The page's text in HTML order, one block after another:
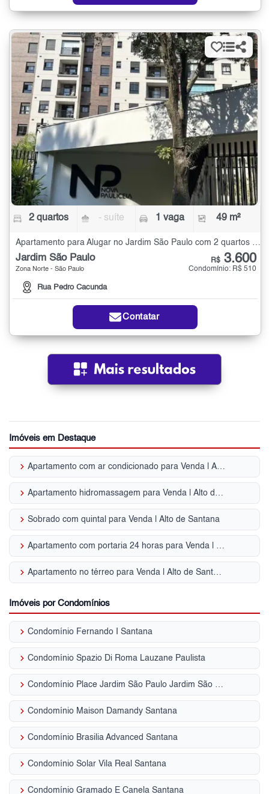
2 quartos - suíte 1 vaga 49 m²
Apartamento para Alugar no Jardim São Paulo com 2 quartos - 49 m²
Jardim São Paulo
Zona Norte - São Paulo
Rua Pedro Cacunda
R$ 3.600
Condomínio: R$ 510
Contatar
Imóveis em Destaque
keyboard_arrow_right Apartamento com ar condicionado para Venda | Alto de Santana
keyboard_arrow_right Apartamento hidromassagem para Venda | Alto de Santana
keyboard_arrow_right Sobrado com quintal para Venda | Alto de Santana
keyboard_arrow_right Apartamento com portaria 24 horas para Venda | Alto de Santana
keyboard_arrow_right Apartamento no térreo para Venda | Alto de Santana
Imóveis por Condomínios
keyboard_arrow_right Condomínio Fernando I Santana
keyboard_arrow_right Condomínio Spazio Di Roma Lauzane Paulista
keyboard_arrow_right Condomínio Place Jardim São Paulo Jardim São Paulo (Zona Norte)
keyboard_arrow_right Condomínio Maison Damandy Santana
keyboard_arrow_right Condomínio Brasilia Advanced Santana
keyboard_arrow_right Condomínio Solar Vila Real Santana
keyboard_arrow_right Condomínio Gramado E Canela Santana